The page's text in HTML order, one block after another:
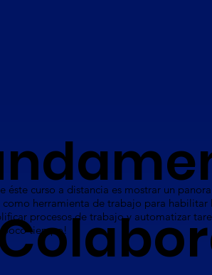
éste curso a distancia es mostrar un
como herramienta de trabajo para
procesos de trabajo y automatizar
poco tiempo!